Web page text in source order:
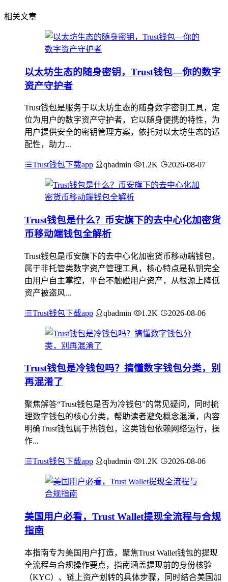
相关文章
以太坊生态的随身密钥，Trust钱包—你的数字
资产守护者
Trust钱包是服务于以太坊生态的随身数字密钥工具，定
位为用户的数字资产守护者，它以随身便携的特性，为
用户提供安全的密钥管理方案，依托对以太坊生态的适
配性，助力...
Trust钱包下载app qbadmin 1.2K 2026-08-07
Trust钱包是什么？币安旗下的去中心化加密货
币移动端钱包全解析
Trust钱包是币安旗下的去中心化加密货币移动端钱包，
属于非托管类数字资产管理工具，核心特点是私钥完全
由用户自主掌控，平台不触碰用户资产，从根源上降低
资产被盗风...
Trust钱包下载app qbadmin 1.2K 2026-08-06
Trust钱包是冷钱包吗？搞懂数字钱包分类，别
再混淆了
聚焦解答“Trust钱包是否为冷钱包”的常见疑问，同时梳
理数字钱包的核心分类，帮助读者避免概念混淆，内容
明确Trust钱包属于热钱包，这类钱包依赖网络运行，操
作...
Trust钱包下载app qbadmin 1.2K 2026-08-06
美国用户必看，Trust Wallet提现全流程与合规
指南
本指南专为美国用户打造，聚焦Trust Wallet钱包的提现
全流程与合规操作要点，指南涵盖提现前的身份核验
（KYC）、链上资产划转的具体步骤，同时结合美国加